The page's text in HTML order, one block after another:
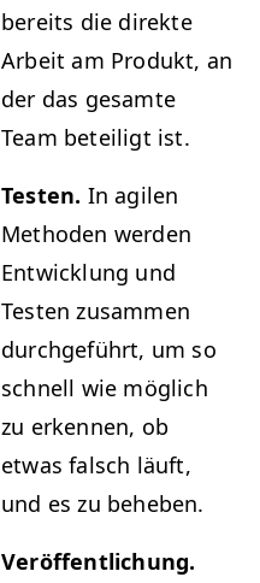
bere­its die direk­te
Arbeit am Pro­dukt, an
der das gesamte
Team beteiligt ist.
Testen. In agilen
Meth­o­d­en wer­den
Entwick­lung und
Testen zusam­men
durchge­führt, um so
schnell wie möglich
zu erken­nen, ob
etwas falsch läuft,
und es zu beheben.
Veröf­fentlichung.